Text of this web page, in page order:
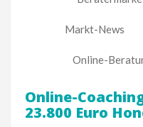
Markt-News
Online-
Online-
23.800 Euro